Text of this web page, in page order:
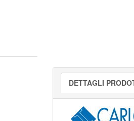
DETTAGLI